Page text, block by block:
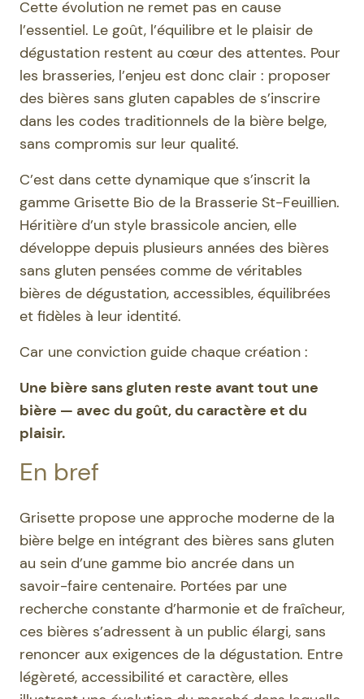
Cette évolution ne remet pas en cause
l’essentiel. Le goût, l’équilibre et le plaisir de
dégustation restent au cœur des attentes. Pour
les brasseries, l’enjeu est donc clair : proposer
des bières sans gluten capables de s’inscrire
dans les codes traditionnels de la bière belge,
sans compromis sur leur qualité.
C’est dans cette dynamique que s’inscrit la
gamme Grisette Bio de la Brasserie St-Feuillien.
Héritière d’un style brassicole ancien, elle
développe depuis plusieurs années des bières
sans gluten pensées comme de véritables
bières de dégustation, accessibles, équilibrées
et fidèles à leur identité.
Car une conviction guide chaque création :
Une bière sans gluten reste avant tout une
bière — avec du goût, du caractère et du
plaisir.
En bref
Grisette propose une approche moderne de la
bière belge en intégrant des bières sans gluten
au sein d’une gamme bio ancrée dans un
savoir-faire centenaire. Portées par une
recherche constante d’harmonie et de fraîcheur,
ces bières s’adressent à un public élargi, sans
renoncer aux exigences de la dégustation. Entre
légèreté, accessibilité et caractère, elles